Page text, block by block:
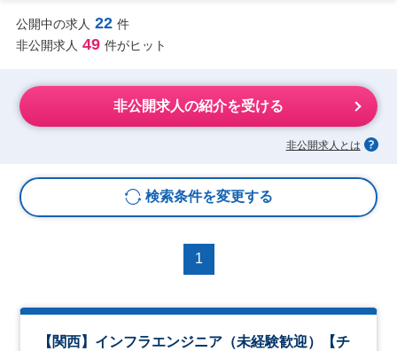
公開中の求人 22 件
非公開求人 49 件がヒット
非公開求人の紹介を受ける
非公開求人とは
検索条件を変更する
1
【関西】インフラエンジニア（未経験歓迎）【チ